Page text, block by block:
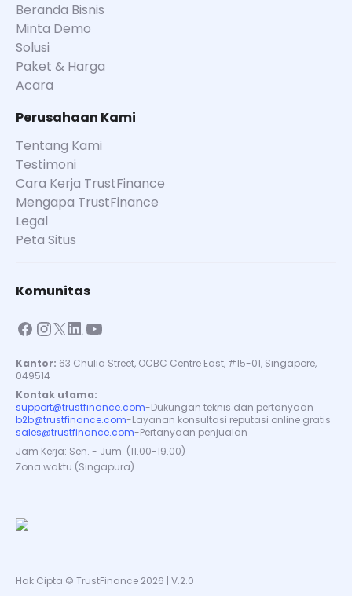
Beranda Bisnis
Minta Demo
Solusi
Paket & Harga
Acara
Perusahaan Kami
Tentang Kami
Testimoni
Cara Kerja TrustFinance
Mengapa TrustFinance
Legal
Peta Situs
Komunitas
Kantor: 63 Chulia Street, OCBC Centre East, #15-01, Singapore,
049514
Kontak utama:
support@trustfinance.com-Dukungan teknis dan pertanyaan
b2b@trustfinance.com-Layanan konsultasi reputasi online gratis
sales@trustfinance.com-Pertanyaan penjualan
Jam Kerja: Sen. - Jum. (11.00-19.00)
Zona waktu (Singapura)
Hak Cipta © TrustFinance 2026 | V.2.0